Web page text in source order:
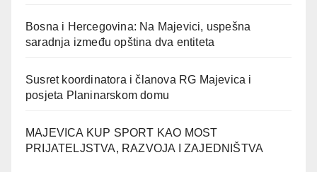
Bosna i Hercegovina: Na Majevici, uspešna
saradnja između opština dva entiteta
Susret koordinatora i članova RG Majevica i
posjeta Planinarskom domu
MAJEVICA KUP SPORT KAO MOST
PRIJATELJSTVA, RAZVOJA I ZAJEDNIŠTVA